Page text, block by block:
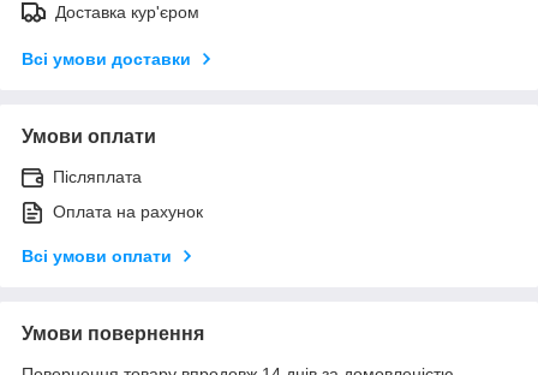
Доставка кур'єром
Всі умови доставки
Умови оплати
Післяплата
Оплата на рахунок
Всі умови оплати
Умови повернення